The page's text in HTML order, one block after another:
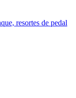
resortes de pedal